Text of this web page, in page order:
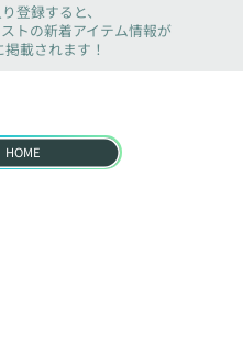
登録すると、
トの新着アイテム情報が
載されます！
HOME